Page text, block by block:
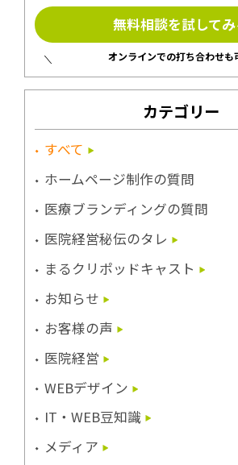
無料相談を試して
オンラインでの打ち合わせも
カテゴリー
すべて
ホームページ制作の質問
医療ブランディングの質問
医院経営秘伝のタレ
まるクリポッドキャスト
お知らせ
お客様の声
医院経営
WEBデザイン
IT・WEB豆知識
メディア